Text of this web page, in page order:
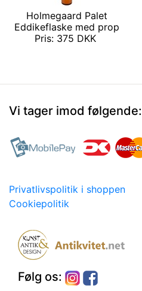
Holmegaard Palet
Eddikeflaske med prop
Pris: 375 DKK
Vi tager imod følgende:
Privatlivspolitik i shoppen
Cookiepolitik
Følg os: